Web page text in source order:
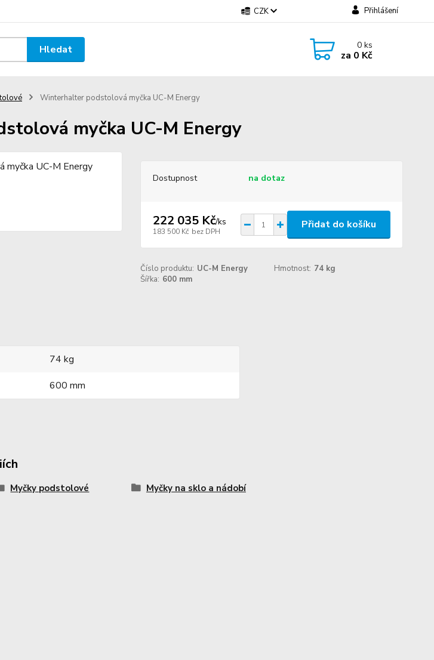
CZK Přihlášení
Hledat 0ks
za 0 Kč
Winterhalter podstolová myčka UC-M Energy
myčka UC-M Energy
Dostupnost na dotaz
222 035 Kč/ks
183 500 Kč bez DPH
Přidat do košíku
Číslo produktu: UC-M Energy Hmotnost: 74 kg
Šířka: 600 mm
74 kg
600 mm
Myčky podstolové Myčky na sklo a nádobí